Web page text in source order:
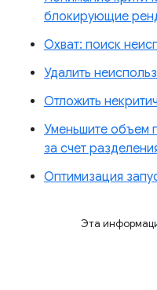
блокирующие
Охват: поиск
Удалить
Отложить
Уменьшите объем
за счет
Оптимизация
Эта